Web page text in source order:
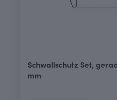
Schwallschutz Set,
mm